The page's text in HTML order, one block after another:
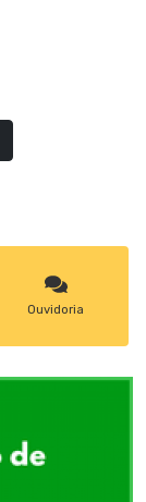
Ouvidoria